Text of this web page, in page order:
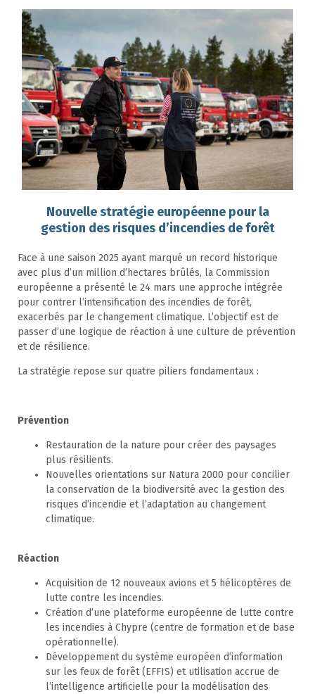
Nouvelle stratégie européenne pour la
gestion des risques d’incendies de forêt
Face à une saison 2025 ayant marqué un record historique
avec plus d’un million d’hectares brûlés, la Commission
européenne a présenté le 24 mars une approche intégrée
pour contrer l’intensification des incendies de forêt,
exacerbés par le changement climatique. L’objectif est de
passer d’une logique de réaction à une culture de prévention
et de résilience.
La stratégie repose sur quatre piliers fondamentaux :
Prévention
Restauration de la nature pour créer des paysages
plus résilients.
Nouvelles orientations sur Natura 2000 pour concilier
la conservation de la biodiversité avec la gestion des
risques d’incendie et l’adaptation au changement
climatique.
Réaction
Acquisition de 12 nouveaux avions et 5 hélicoptères de
lutte contre les incendies.
Création d’une plateforme européenne de lutte contre
les incendies à Chypre (centre de formation et de base
opérationnelle).
Développement du système européen d’information
sur les feux de forêt (EFFIS) et utilisation accrue de
l’intelligence artificielle pour la modélisation des